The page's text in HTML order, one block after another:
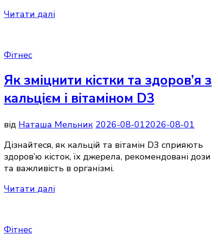
Читати далі
Фітнес
Як зміцнити кістки та здоров’я з
кальцієм і вітаміном D3
від Наташа Мельник 2026-08-012026-08-01
Дізнайтеся, як кальцій та вітамін D3 сприяють
здоров’ю кісток, їх джерела, рекомендовані дози
та важливість в організмі.
Читати далі
Фітнес